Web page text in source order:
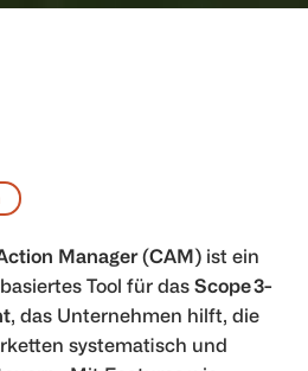
Manager (CAM) ist ein
Tool für das Scope 3-
, das Unternehmen hilft, die
systematisch und